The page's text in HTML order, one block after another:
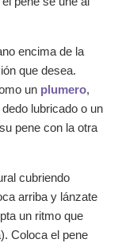
encima de la
que desea.
un plumero,
lubricado o un
pene con la otra
cubriendo
arriba y lánzate
un ritmo que
Coloca el pene